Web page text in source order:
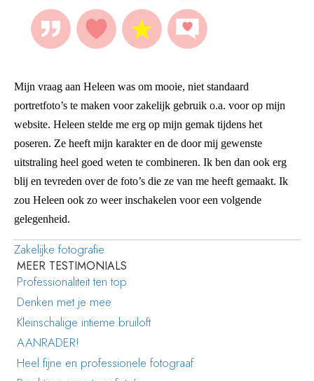
Mijn vraag aan Heleen was om mooie, niet standaard
portretfoto’s te maken voor zakelijk gebruik o.a. voor op mijn
website. Heleen stelde me erg op mijn gemak tijdens het
poseren. Ze heeft mijn karakter en de door mij gewenste
uitstraling heel goed weten te combineren. Ik ben dan ook erg
blij en tevreden over de foto’s die ze van me heeft gemaakt. Ik
zou Heleen ook zo weer inschakelen voor een volgende
gelegenheid.
Zakelijke fotografie
MEER TESTIMONIALS
Professionaliteit ten top
Denken met je mee
Kleinschalige intieme bruiloft
AANRADER!
Heel fijne en professionele fotograaf